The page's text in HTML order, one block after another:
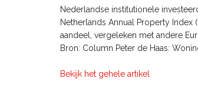
Nederlandse institutionele
Netherlands Annual Property
aandeel, vergeleken met andere
Bron: Column Peter de Haas:
Bekijk het gehele artikel